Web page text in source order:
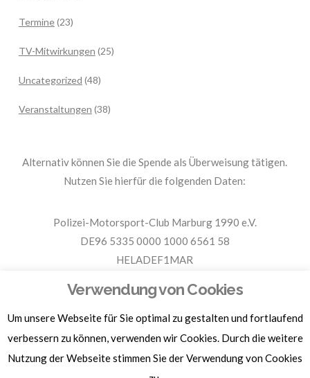
Termine(23)
TV-Mitwirkungen (25)
Uncategorized (48)
Veranstaltungen (38)
Alternativ können Sie die Spende als Überweisung tätigen.
Nutzen Sie hierfür die folgenden Daten:
Polizei-Motorsport-Club Marburg 1990 e.V.
DE96 5335 0000 1000 6561 58
HELADEF1MAR
Für Spendenbescheinigungen, Sachspenden und weitere
Informationen, hier klicken.
Verwendung von Cookies
Um unsere Webseite für Sie optimal zu gestalten und fortlaufend
verbessern zu können, verwenden wir Cookies. Durch die weitere
Nutzung der Webseite stimmen Sie der Verwendung von Cookies